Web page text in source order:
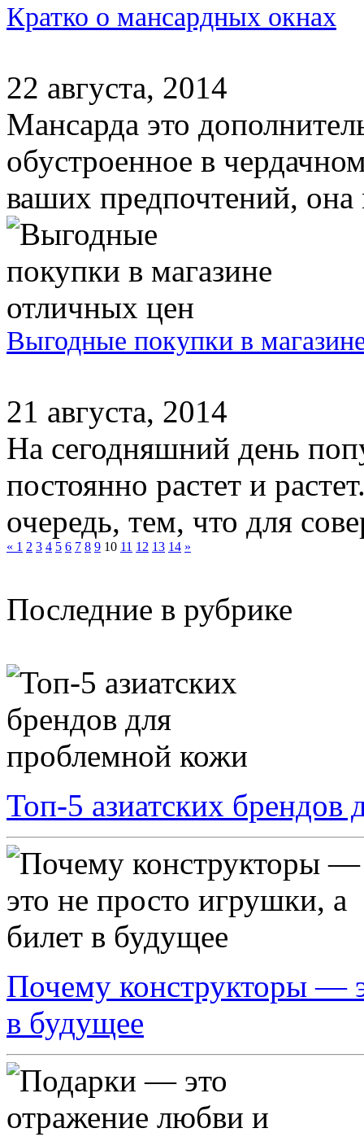
Кратко о мансардных окнах
22 августа, 2014
Мансарда это
обустроенное в
ваших предпочтений,
Выгодные покупки в
21 августа, 2014
На сегодняшний день
постоянно растет и
очередь, тем, что для
« 1 2 3 4 5 6 7 8 9 10 11 12 13 14 »
Последние в рубрике
Топ‑5 азиатских
Почему конструкторы —
в будущее